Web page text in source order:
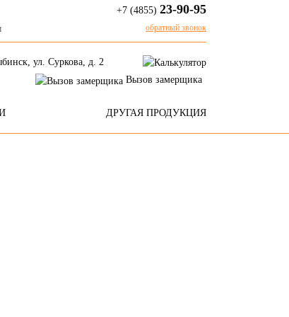
+7 (4855) 23-90-95
обратный звонок
ул. Суркова, д. 2
Вызов замерщика
ДРУГАЯ ПРОДУКЦИЯ